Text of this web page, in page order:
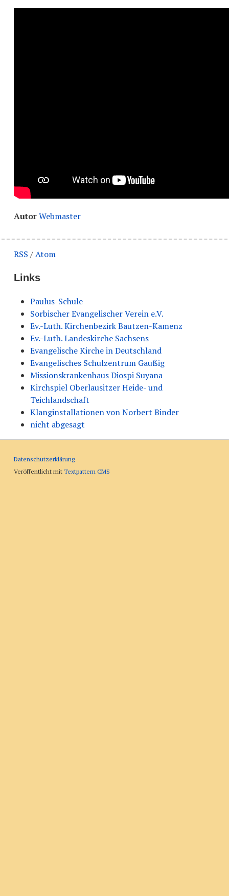
AutorWebmaster
RSS /Atom
Links
Paulus-Schule
Sorbischer Evangelischer Verein e.V.
Ev.-Luth. Kirchenbezirk Bautzen-Kamenz
Ev.-Luth. Landeskirche Sachsens
Evangelische Kirche in Deutschland
Evangelisches Schulzentrum Gaußig
Missionskrankenhaus Diospi Suyana
Kirchspiel Oberlausitzer Heide- und
Teichlandschaft
Klanginstallationen von Norbert Binder
nicht abgesagt
Datenschutzerklärung
Veröffentlicht mit Textpattern CMS